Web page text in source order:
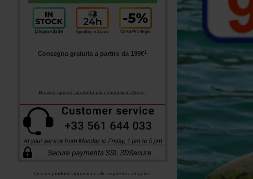
Consegna gratuita a partire da 199€1
Ho visto questo prodotto più economico altrove.
Questo prodotto appartiene alle seguenti categorie: